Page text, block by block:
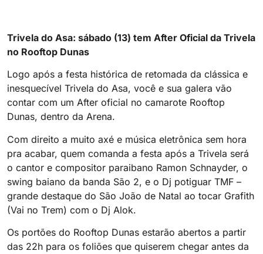
Trivela do Asa: sábado (13) tem After Oficial da Trivela
no Rooftop Dunas
Logo após a festa histórica de retomada da clássica e
inesquecível Trivela do Asa, você e sua galera vão
contar com um After oficial no camarote Rooftop
Dunas, dentro da Arena.
Com direito a muito axé e música eletrônica sem hora
pra acabar, quem comanda a festa após a Trivela será
o cantor e compositor paraibano Ramon Schnayder, o
swing baiano da banda São 2, e o Dj potiguar TMF –
grande destaque do São João de Natal ao tocar Grafith
(Vai no Trem) com o Dj Alok.
Os portões do Rooftop Dunas estarão abertos a partir
das 22h para os foliões que quiserem chegar antes da